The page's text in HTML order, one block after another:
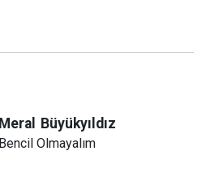
Meral Büyükyıldız
Bencil Olmayalım